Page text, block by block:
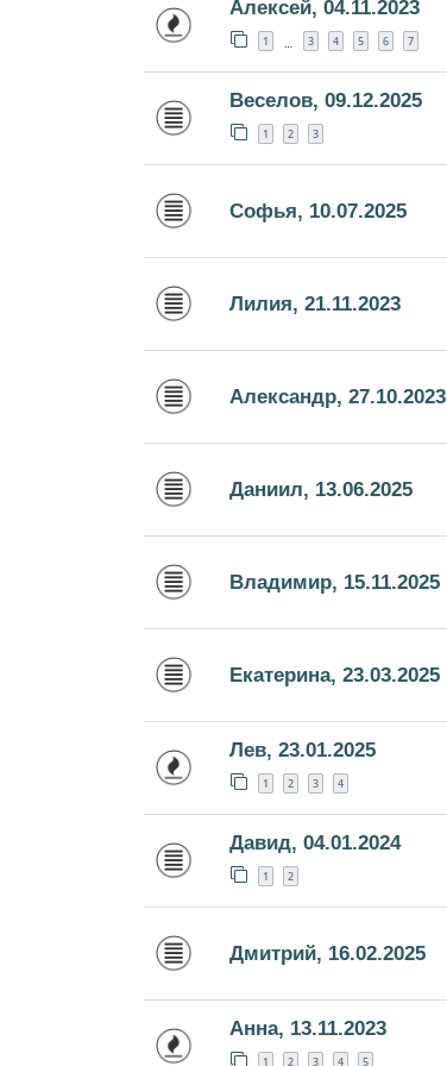
Алексей, 04.11.2023
1 3 4 5 6 7
Веселов, 09.12.2025
1 2 3
Софья, 10.07.2025
Лилия, 21.11.2023
Александр, 27.10.2023
Даниил, 13.06.2025
Владимир, 15.11.2025
Екатерина, 23.03.2025
Лев, 23.01.2025
1 2 3 4
Давид, 04.01.2024
1 2
Дмитрий, 16.02.2025
Анна, 13.11.2023
1 2 3 4 5